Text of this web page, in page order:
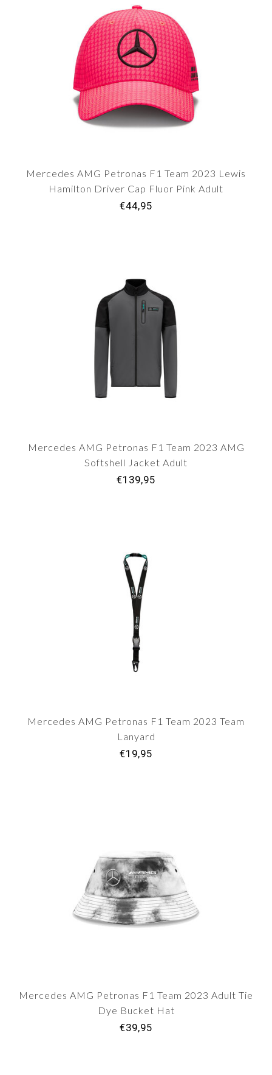
Mercedes AMG Petronas F1 Team 2023 Lewis
Hamilton Driver Cap Fluor Pink Adult
€44,95
Mercedes AMG Petronas F1 Team 2023 AMG
Softshell Jacket Adult
€139,95
Mercedes AMG Petronas F1 Team 2023 Team
Lanyard
€19,95
Mercedes AMG Petronas F1 Team 2023 Adult Tie
Dye Bucket Hat
€39,95